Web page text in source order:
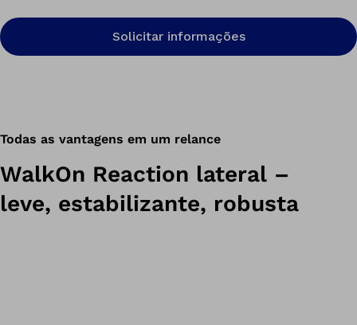
Solicitar informações
Todas as vantagens em um relance
WalkOn Reaction lateral –
leve, estabilizante, robusta